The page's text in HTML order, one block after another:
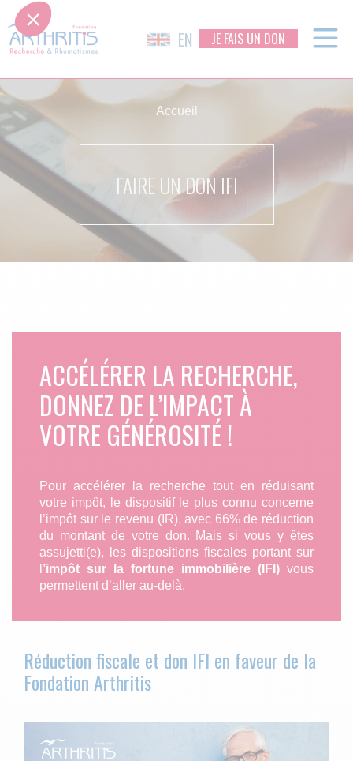
Skip
to
content
EN JE FAIS UN DON
Accueil
FAIRE UN DON IFI
ACCÉLÉRER LA RECHERCHE,
DONNEZ DE L’IMPACT À
VOTRE GÉNÉROSITÉ !
Pour accélérer la recherche tout en réduisant
votre impôt, le dispositif le plus connu concerne
l’impôt sur le revenu (IR), avec 66% de réduction
du montant de votre don. Mais si vous y êtes
assujetti(e), les dispositions fiscales portant sur
’impôt sur la fortune immobilière (IFI) vous
permettent d’aller au-delà.
Réduction fiscale et don IFI en faveur de la
Fondation Arthritis